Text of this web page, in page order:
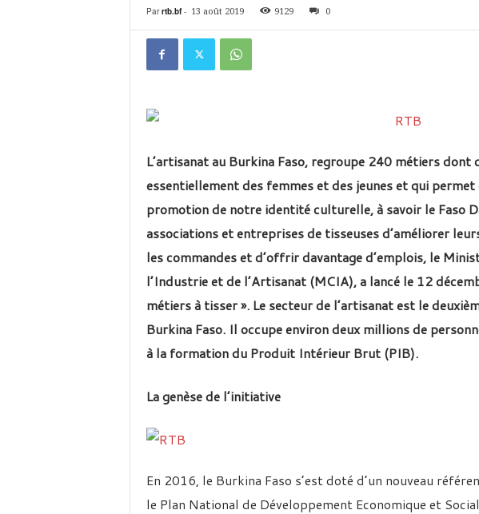
i
Par rtb.bf- 13 août 2019 9129 0
L’artisanat au Burkina Faso, regroupe 240 métiers dont
essentiellement des femmes et des jeunes et qui
promotion de notre identité culturelle, à savoir le Faso
associations et entreprises de tisseuses d’améliorer
les commandes et d’offrir davantage d’emplois, le
l’Industrie et de l’Artisanat (MCIA), a lancé le 12
métiers à tisser ». Le secteur de l’artisanat est le
Burkina Faso. Il occupe environ deux millions de
à la formation du Produit Intérieur Brut (PIB).
La genèse de l’initiative
En 2016, le Burkina Faso s’est doté d’un nouveau
le Plan National de Développement Economique et